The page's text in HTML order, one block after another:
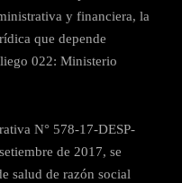
y financiera, la
que depende
022: Ministerio
N° 578-17-DESP-
de 2017, se
salud de razón social